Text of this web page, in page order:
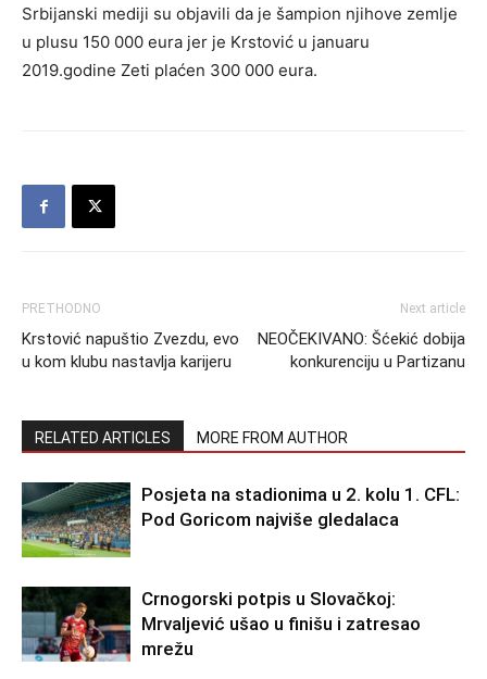
Srbijanski mediji su objavili da je šampion njihove zemlje
u plusu 150 000 eura jer je Krstović u januaru
2019.godine Zeti plaćen 300 000 eura.
PRETHODNO
Krstović napuštio Zvezdu, evo
u kom klubu nastavlja karijeru
Next article
NEOČEKIVANO: Šćekić dobija
konkurenciju u Partizanu
RELATED ARTICLES MORE FROM AUTHOR
Posjeta na stadionima u 2. kolu 1. CFL:
Pod Goricom najviše gledalaca
Crnogorski potpis u Slovačkoj:
Mrvaljević ušao u finišu i zatresao
mrežu